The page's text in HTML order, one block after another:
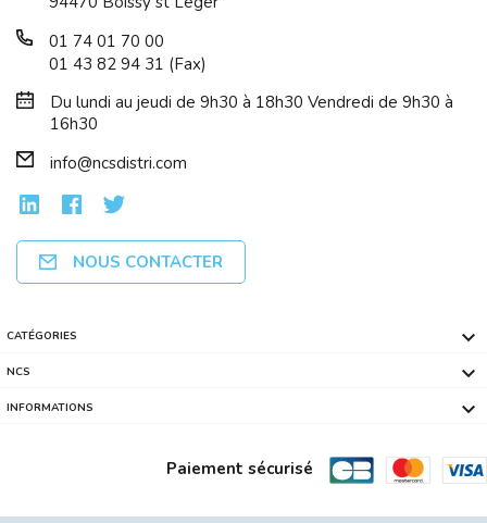
01 74 01 70 00
01 43 82 94 31 (Fax)
Du lundi au jeudi de 9h30 à 18h30 Vendredi de 9h30 à
16h30
info@ncsdistri.com
NOUS CONTACTER
CATÉGORIES 
NCS 
INFORMATIONS 
Paiement sécurisé